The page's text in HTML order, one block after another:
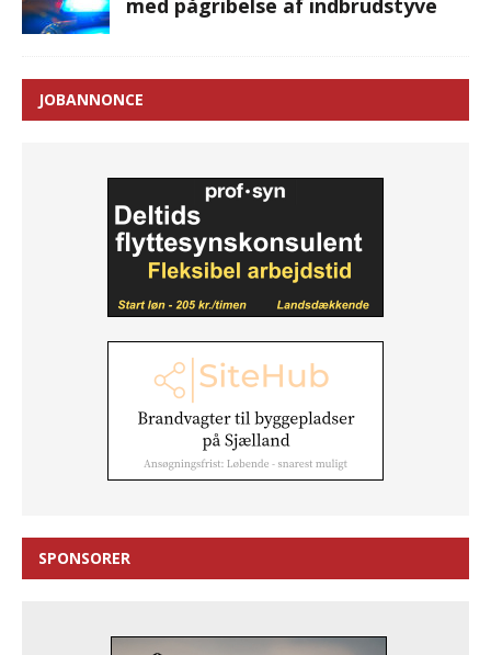
JOBANNONCE
SPONSORER